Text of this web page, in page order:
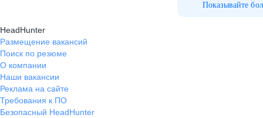
Показывайте
HeadHunter
Размещение вакансий
Поиск по резюме
О компании
Наши вакансии
Реклама на сайте
Требования к ПО
Безопасный HeadHunter